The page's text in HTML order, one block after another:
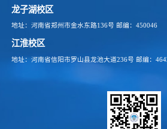
龙子湖校区
地址：河南省郑州市金水东路136号 邮编：450046
江淮校区
地址：河南省信阳市罗山县龙池大道236号 邮编：